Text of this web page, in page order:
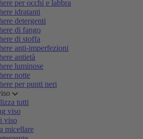
per occhi e labbra
idratanti
detergenti
di fango
di stoffa
anti-imperfezioni
antietà
luminose
notte
per punti neri
tutti
viso
viso
micellare